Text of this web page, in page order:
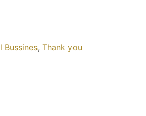
Bussines, Thank you